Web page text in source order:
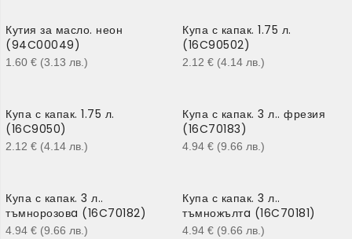
Кутия за масло. неон
(94C00049)
1.60 € (3.13 лв. )
Купа с капак. 1.75 л.
(16C90502)
2.12 € (4.14 лв. )
Купа с капак. 1.75 л.
(16C9050)
2.12 € (4.14 лв. )
Купа с капак. 3 л.. фрезия
(16C70183)
4.94 € (9.66 лв. )
Купа с капак. 3 л..
тъмнорозовa (16C70182)
4.94 € (9.66 лв. )
Купа с капак. 3 л..
тъмножълтa (16C70181)
4.94 € (9.66 лв. )